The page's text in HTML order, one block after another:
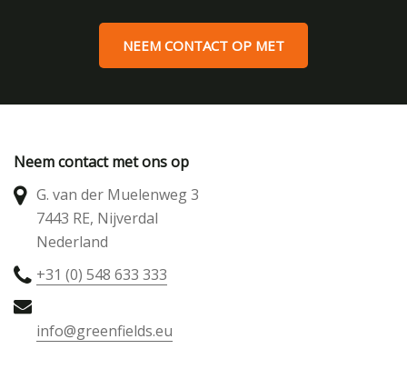
NEEM CONTACT OP MET
Neem contact met ons op
G. van der Muelenweg 3
7443 RE, Nijverdal
Nederland
+31 (0) 548 633 333
info@greenfields.eu